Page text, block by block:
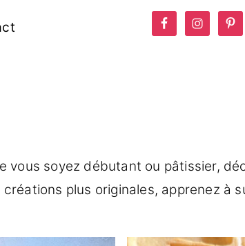
vous soyez débutant ou pâtissier,
plus originales, apprenez à